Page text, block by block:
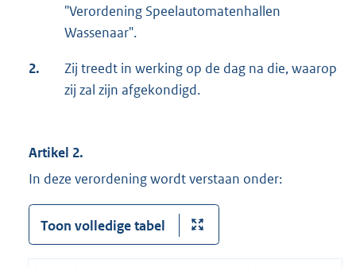
"Verordening Speelautomatenhallen
Wassenaar".
2.
Zij treedt in werking op de dag na die, waarop
zij zal zijn afgekondigd.
Artikel 2.
In deze verordening wordt verstaan onder:
Toon volledige tabel